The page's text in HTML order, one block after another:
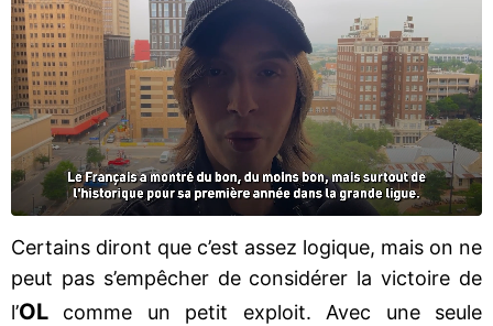
Certains diront que c’est assez logique, mais on ne
peut pas s’empêcher de considérer la victoire de
l’OL comme un petit exploit. Avec une seule